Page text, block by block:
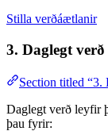
Stilla verðáætlanir
3. Daglegt verð
Section titled “3.
Daglegt verð leyfir
þau fyrir: